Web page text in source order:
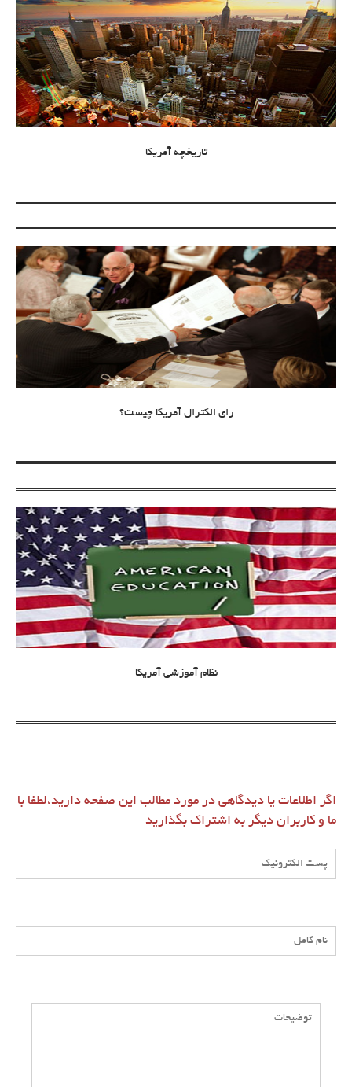
تاریخچه آمریکا
رای الکترال آمریکا چیست؟
نظام آموزشی آمریکا
اگر اطلاعات یا دیدگاهی در مورد مطالب این صفحه دارید،لطفا با
ما و کاربران دیگر به اشتراک بگذارید